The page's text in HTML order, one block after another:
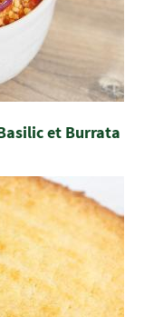
et Burrata